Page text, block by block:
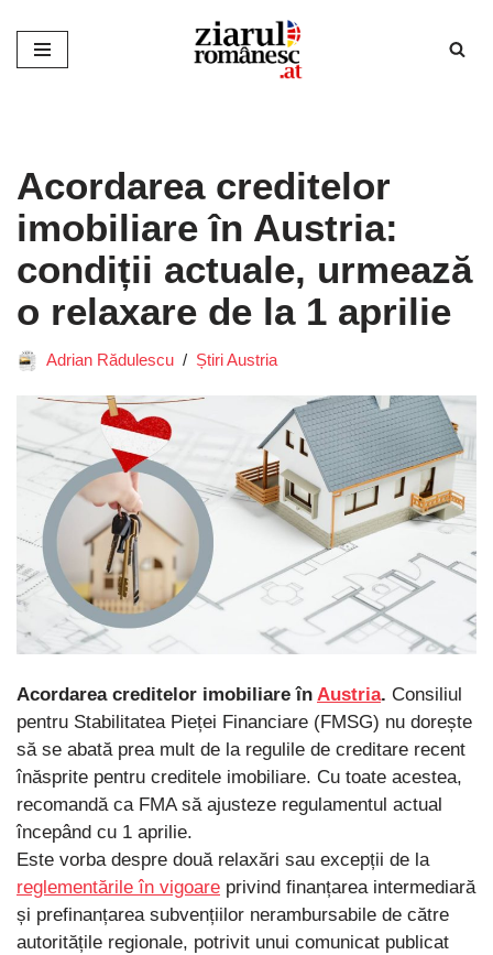
Sari
Acordarea creditelor
imobiliare în Austria:
condiții actuale, urmează
o relaxare de la 1 aprilie
Adrian Rădulescu Știri Austria
Acordarea creditelor imobiliare în Austria. Consiliul
pentru Stabilitatea Pieței Financiare (FMSG) nu dorește
să se abată prea mult de la regulile de creditare recent
înăsprite pentru creditele imobiliare. Cu toate acestea,
recomandă ca FMA să ajusteze regulamentul actual
începând cu 1 aprilie.
Este vorba despre două relaxări sau excepții de la
reglementările în vigoare privind finanțarea intermediară
și prefinanțarea subvențiilor nerambursabile de către
autoritățile regionale, potrivit unui comunicat publicat